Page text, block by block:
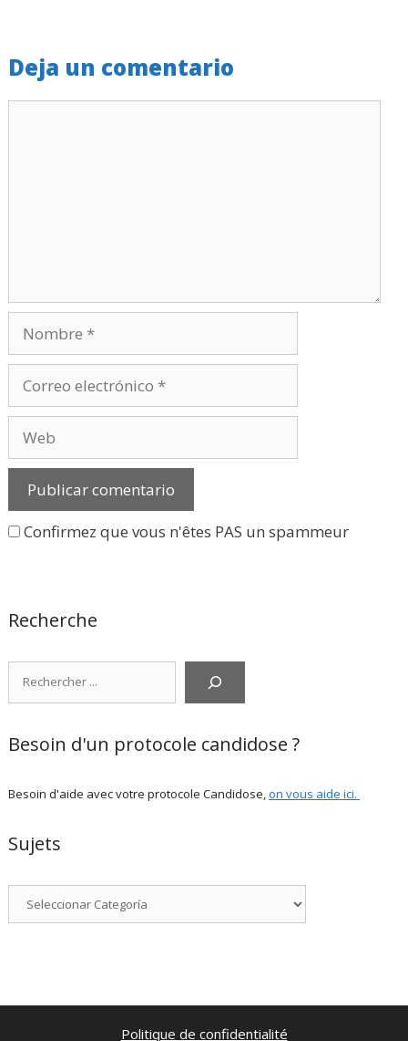
Deja un comentario
electrónico
Confirmez que vous n'êtes PAS un spammeur
Recherche
Besoin d'un protocole candidose ?
Besoin d'aide avec votre protocole Candidose, on vous aide ici.
Sujets
Politique de confidentialité